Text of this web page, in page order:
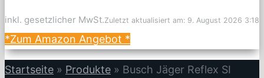
inkl. gesetzlicher MwSt.Zuletzt aktualisiert am: 9. August 2026 3:18
*Zum Amazon Angebot *
Startseite » Produkte » Busch Jäger Reflex SI